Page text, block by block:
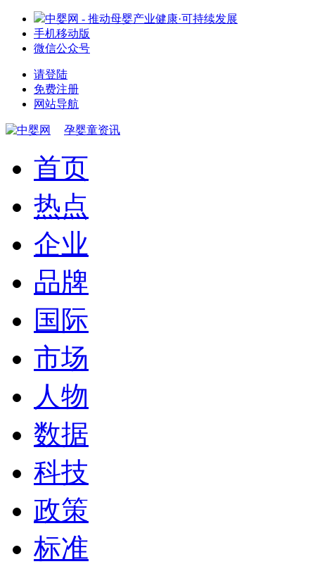
中婴网 - 推动母婴产业健康·可持续发展
手机移动版
微信公众号
请登陆
免费注册
网站导航
孕婴童资讯
首页
热点
企业
品牌
国际
市场
人物
数据
科技
政策
标准